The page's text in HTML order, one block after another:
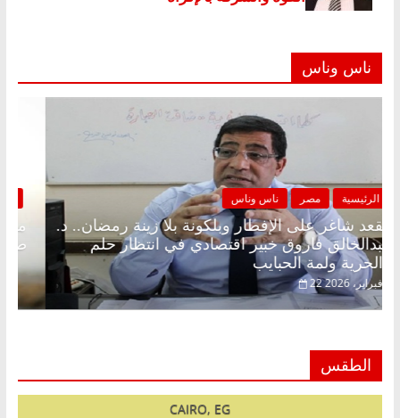
ناس وناس
الرئيسية مصر ناس وناس
مقعد شاغر على الإفطار وبلكونة بلا زينة رمضان.. د.
عبدالخالق فاروق خبير اقتصادي في انتظار حلم
الحرية ولمة الحبايب
22 فبراير، 2026
الطقس
CAIRO, EG